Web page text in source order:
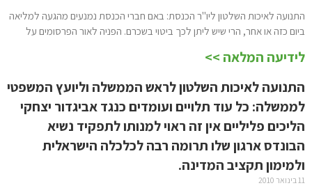
התנועה לאיכות השלטון ליו"ר הכנסת: באם חברי הכנסת נמנעים מהגעה למליאה
ביום כזה או אחר, הרי שיש ליתן לכך ביטוי בשכרם. הפניה לאור הפרסומים על
לידיעה המלאה >>
התנועה לאיכות השלטון לראש הממשלה וליועץ המשפטי
לממשלה: כל עוד תלויים ועומדים כנגד אביגדור יצחקי
הליכים פליליים אין זה ראוי למנותו לתפקיד נשיא
הבונדס ארגון שלו תרומה רבה לכלכלה הישראלית
ולמימון תקציב המדינה.
11 בינואר 2010